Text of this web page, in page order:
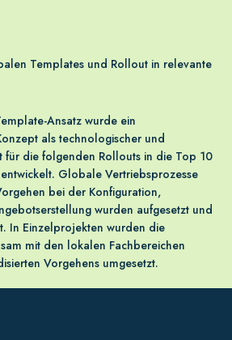
Templates und Rollout in relevante
Ansatz wurde ein
als technologischer und
für die folgenden Rollouts in die Top 10
Globale Vertriebsprozesse
bei der Konfiguration,
wurden aufgesetzt und
In Einzelprojekten wurden die
mit den lokalen Fachbereichen
Vorgehens umgesetzt.